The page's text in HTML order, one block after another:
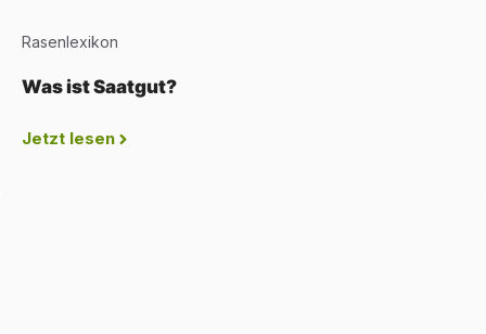
Rasenlexikon
Was ist Saatgut?
Jetzt lesen